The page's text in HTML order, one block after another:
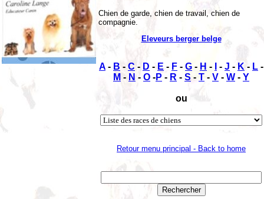
Chien de garde, chien de travail, chien de
compagnie.
Eleveurs berger belge
A - B - C - D - E - F - G - H - - J - K - L -
M - N - O -P - R - S - T - V - W - Y
ou
Retour menu principal - Back to home